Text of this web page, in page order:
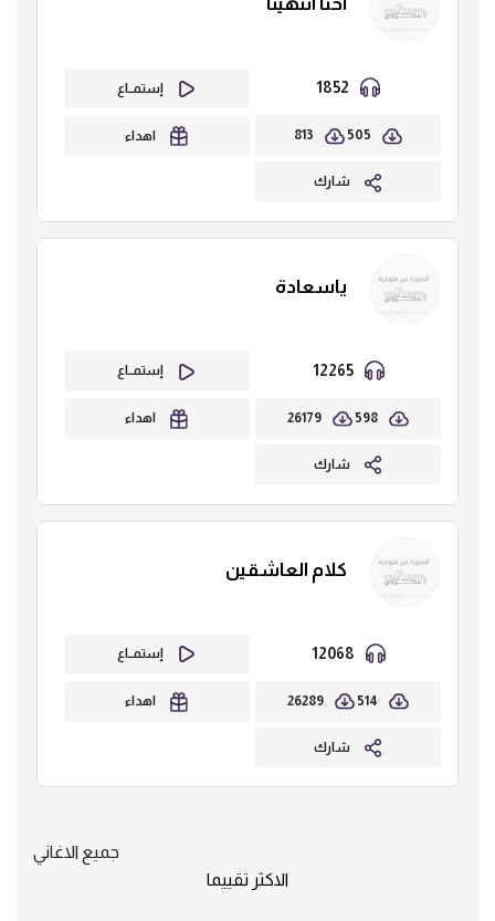
احنا انتهينا
إستمــاع
505
813 اهداء
شارك
ياسعادة
12265 إستمــاع
598
26179 اهداء
شارك
كلام العاشقين
إستمــاع
514
26289 اهداء
شارك
جميع الاغاني
الاكثر تقييما